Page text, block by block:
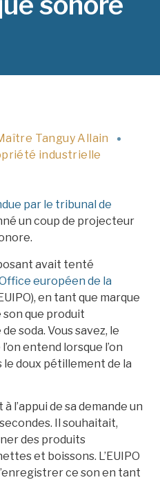
Tanguy Allain
industrielle
par le tribunal de
un coup de projecteur
avait tenté
européen de la
en tant que marque
son que produit
soda. Vous savez, le
entend lorsque l’on
le doux pétillement de la
l’appui de sa demande un
Il souhaitait,
des produits
et boissons. L’EUIPO
ce son en tant